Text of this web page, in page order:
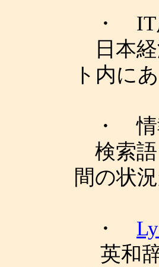
・ IT
日本経
ト内に
・ 情
検索語
間の状
・
英和辞